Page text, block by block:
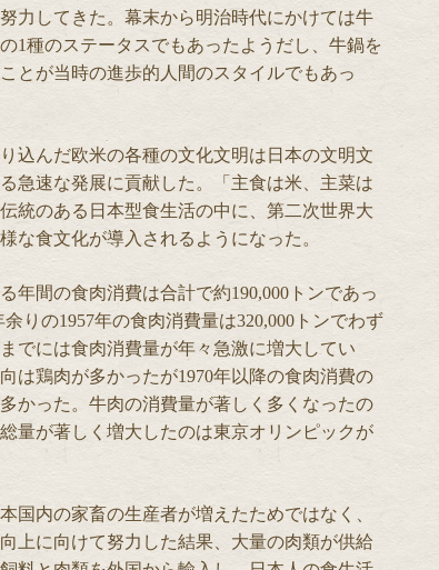
力してきた。幕末から明治時代にかけては牛
1種のステータスでもあったようだし、牛鍋を
とが当時の進歩的人間のスタイルでもあっ
込んだ欧米の各種の文化文明は日本の文明文
急速な発展に貢献した。「主食は米、主菜は
統のある日本型食生活の中に、第二次世界大
な食文化が導入されるようになった。
年間の食肉消費は合計で約190,000トンであっ
りの1957年の食肉消費量は320,000トンでわず
でには食肉消費量が年々急激に増大してい
は鶏肉が多かったが1970年以降の食肉消費の
かった。牛肉の消費量が著しく多くなったの
量が著しく増大したのは東京オリンピックが
国内の家畜の生産者が増えたためではなく、
上に向けて努力した結果、大量の肉類が供給